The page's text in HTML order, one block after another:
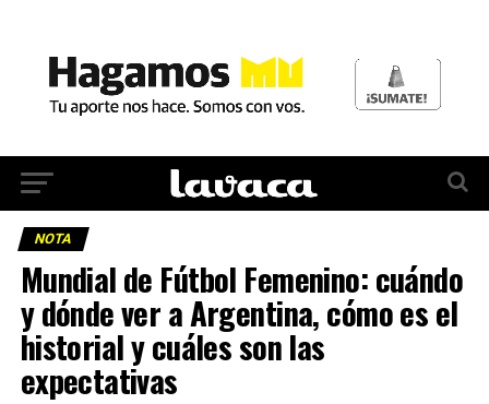
NOTA
Mundial de Fútbol Femenino: cuándo
y dónde ver a Argentina, cómo es el
historial y cuáles son las
expectativas